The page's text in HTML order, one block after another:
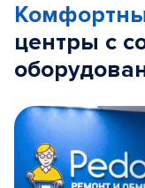
центры с